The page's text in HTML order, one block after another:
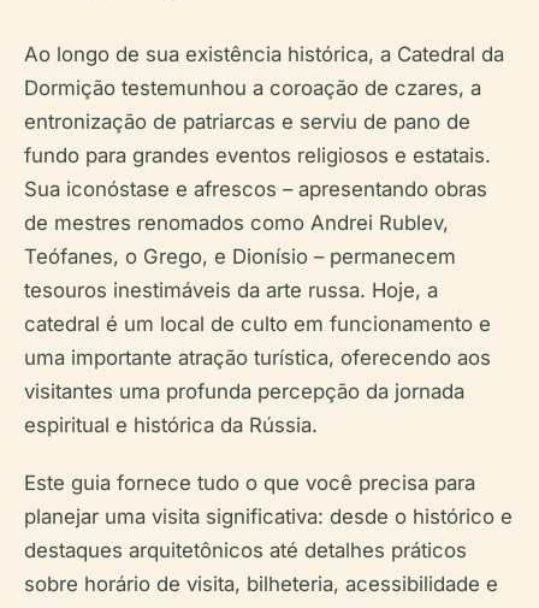
Ao longo de sua existência histórica, a Catedral da
Dormição testemunhou a coroação de czares, a
entronização de patriarcas e serviu de pano de
fundo para grandes eventos religiosos e estatais.
Sua iconóstase e afrescos – apresentando obras
de mestres renomados como Andrei Rublev,
Teófanes, o Grego, e Dionísio – permanecem
tesouros inestimáveis da arte russa. Hoje, a
catedral é um local de culto em funcionamento e
uma importante atração turística, oferecendo aos
visitantes uma profunda percepção da jornada
espiritual e histórica da Rússia.
Este guia fornece tudo o que você precisa para
planejar uma visita significativa: desde o histórico e
destaques arquitetônicos até detalhes práticos
sobre horário de visita, bilheteria, acessibilidade e